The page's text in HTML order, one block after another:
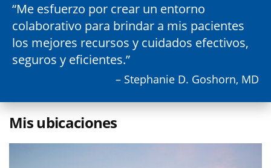
Me esfuerzo por crear un entorno
colaborativo para brindar a mis pacientes
los mejores recursos y cuidados efectivos,
seguros y eficientes.
– Stephanie D. Goshorn, MD
Mis ubicaciones